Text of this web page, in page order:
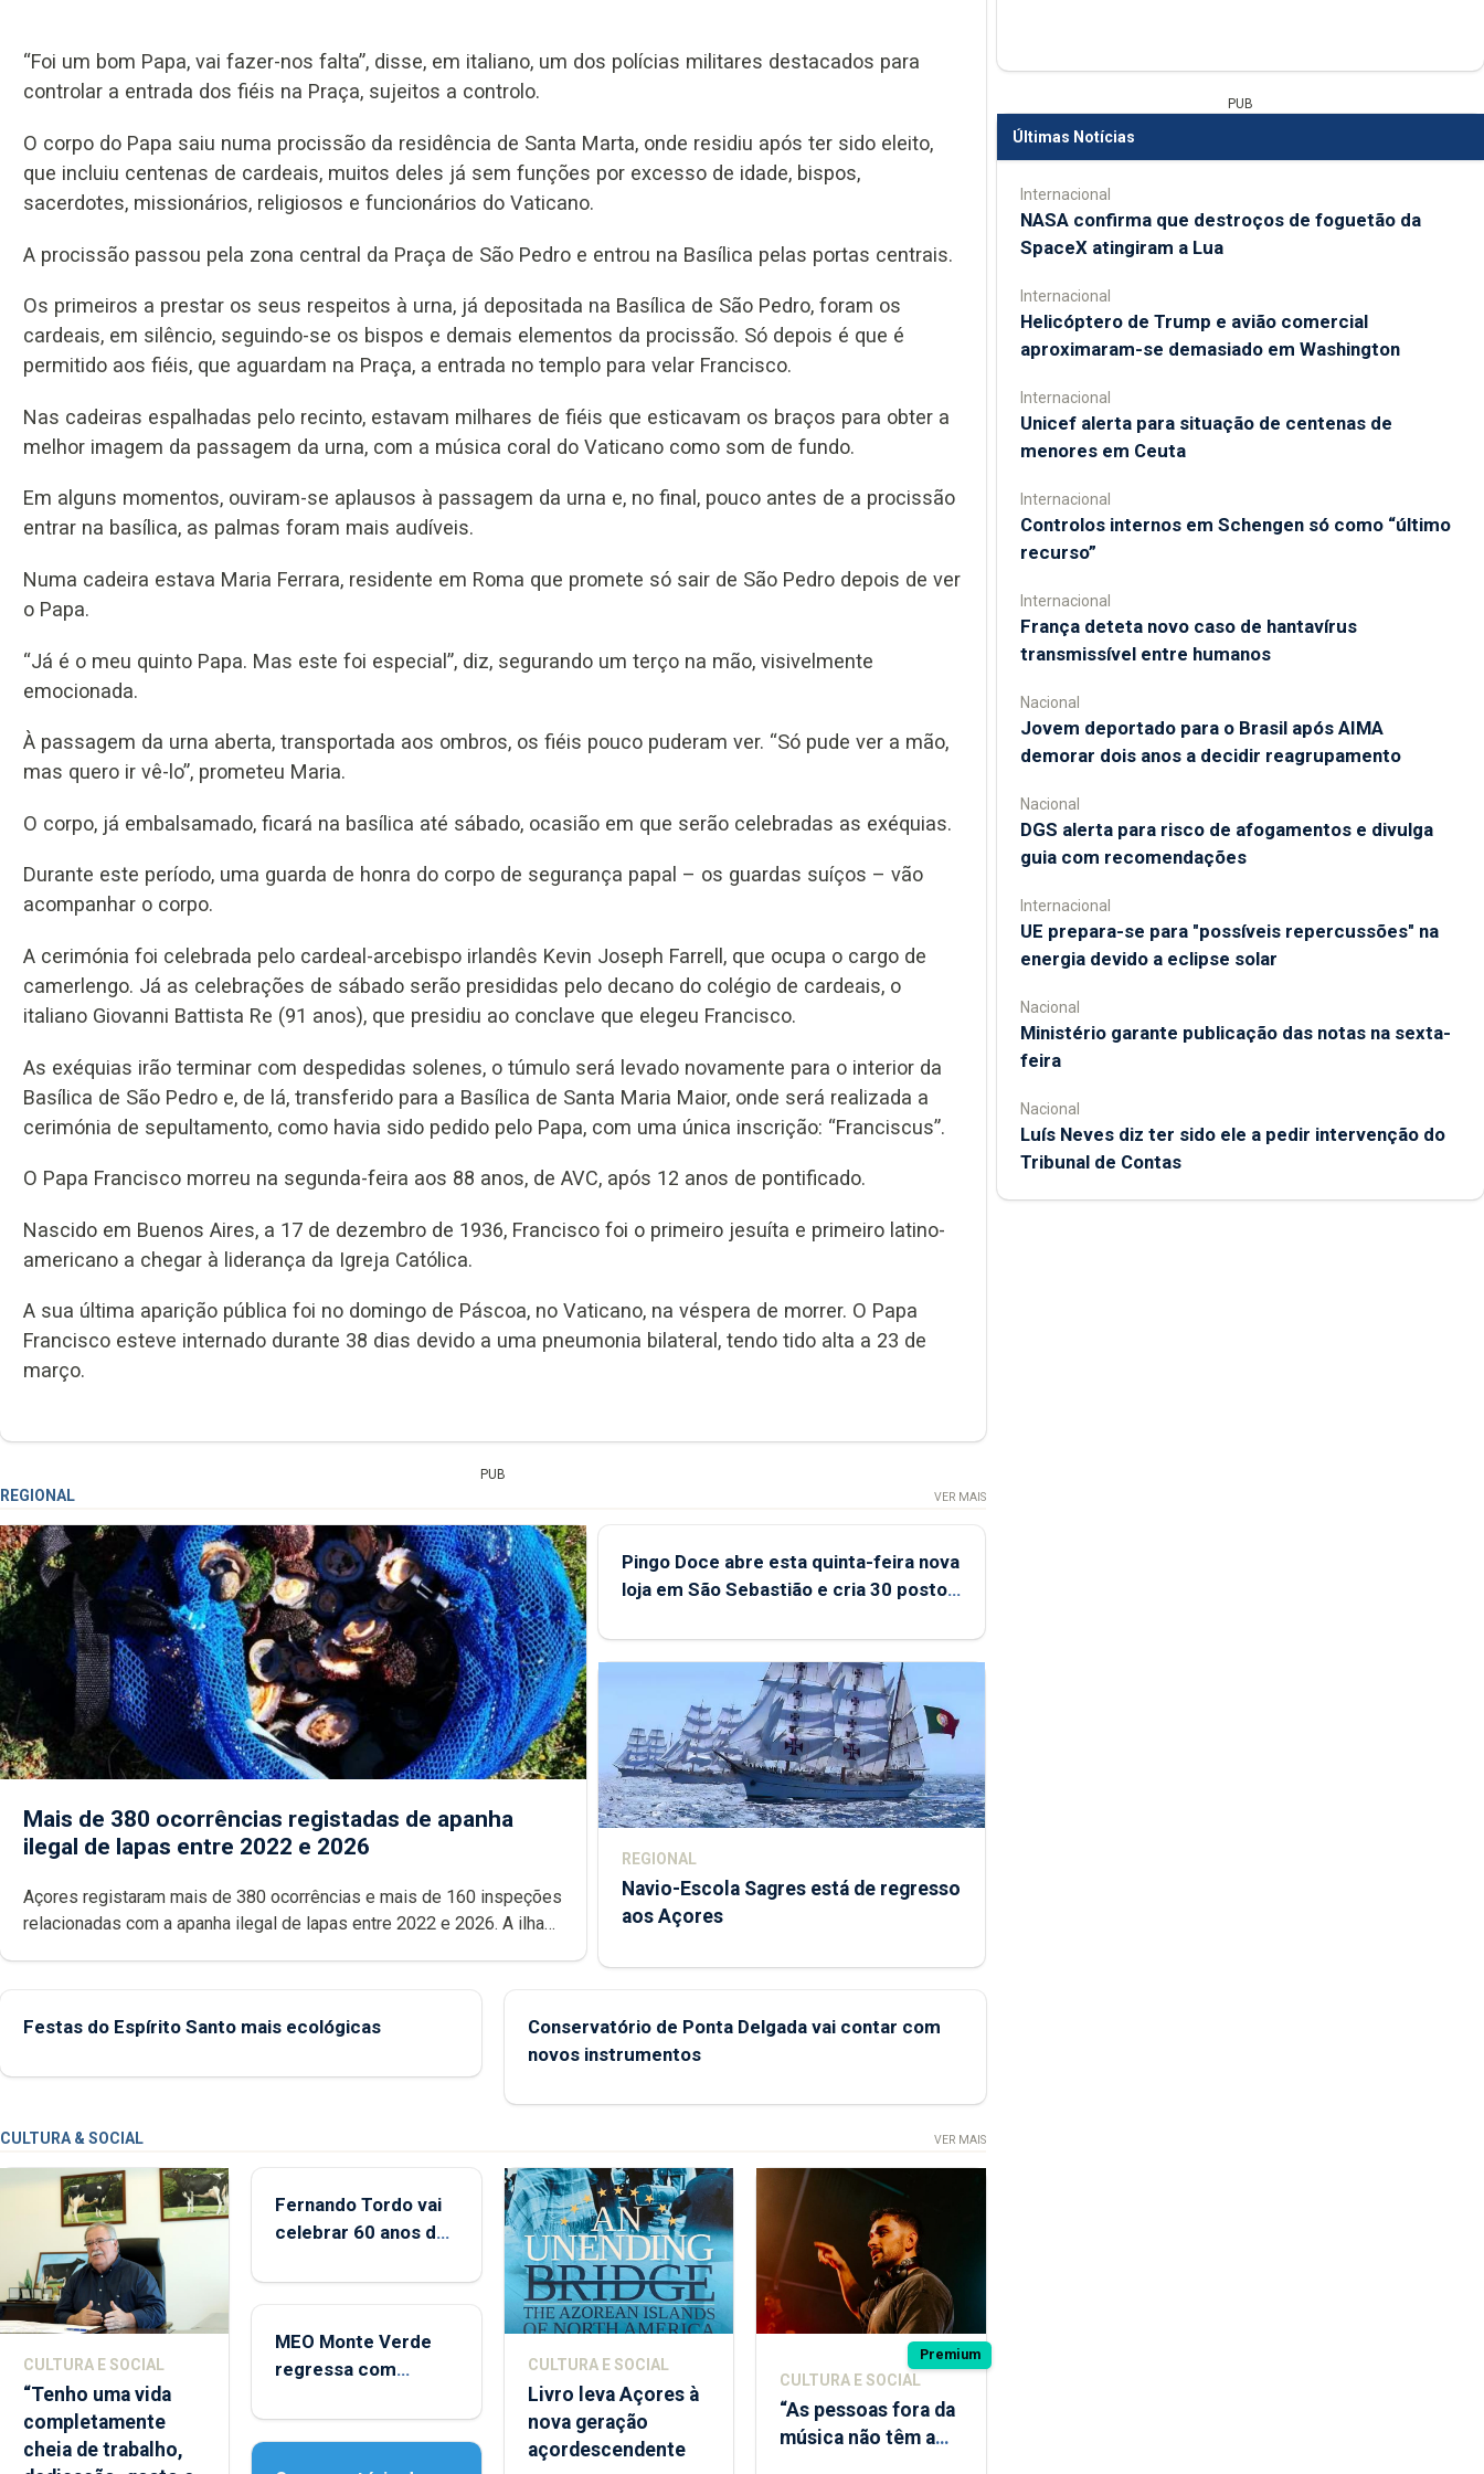
“Foi um bom Papa, vai fazer-nos falta”, disse, em italiano, um dos polícias militares destacados para
controlar a entrada dos fiéis na Praça, sujeitos a controlo.
O corpo do Papa saiu numa procissão da residência de Santa Marta, onde residiu após ter sido eleito,
que incluiu centenas de cardeais, muitos deles já sem funções por excesso de idade, bispos,
sacerdotes, missionários, religiosos e funcionários do Vaticano.
A procissão passou pela zona central da Praça de São Pedro e entrou na Basílica pelas portas centrais.
Os primeiros a prestar os seus respeitos à urna, já depositada na Basílica de São Pedro, foram os
cardeais, em silêncio, seguindo-se os bispos e demais elementos da procissão. Só depois é que é
permitido aos fiéis, que aguardam na Praça, a entrada no templo para velar Francisco.
Nas cadeiras espalhadas pelo recinto, estavam milhares de fiéis que esticavam os braços para obter a
melhor imagem da passagem da urna, com a música coral do Vaticano como som de fundo.
Em alguns momentos, ouviram-se aplausos à passagem da urna e, no final, pouco antes de a procissão
entrar na basílica, as palmas foram mais audíveis.
Numa cadeira estava Maria Ferrara, residente em Roma que promete só sair de São Pedro depois de ver
o Papa.
“Já é o meu quinto Papa. Mas este foi especial”, diz, segurando um terço na mão, visivelmente
emocionada.
À passagem da urna aberta, transportada aos ombros, os fiéis pouco puderam ver. “Só pude ver a mão,
mas quero ir vê-lo”, prometeu Maria.
O corpo, já embalsamado, ficará na basílica até sábado, ocasião em que serão celebradas as exéquias.
Durante este período, uma guarda de honra do corpo de segurança papal – os guardas suíços – vão
acompanhar o corpo.
A cerimónia foi celebrada pelo cardeal-arcebispo irlandês Kevin Joseph Farrell, que ocupa o cargo de
camerlengo. Já as celebrações de sábado serão presididas pelo decano do colégio de cardeais, o
italiano Giovanni Battista Re (91 anos), que presidiu ao conclave que elegeu Francisco.
As exéquias irão terminar com despedidas solenes, o túmulo será levado novamente para o interior da
Basílica de São Pedro e, de lá, transferido para a Basílica de Santa Maria Maior, onde será realizada a
cerimónia de sepultamento, como havia sido pedido pelo Papa, com uma única inscrição: “Franciscus”.
O Papa Francisco morreu na segunda-feira aos 88 anos, de AVC, após 12 anos de pontificado.
Nascido em Buenos Aires, a 17 de dezembro de 1936, Francisco foi o primeiro jesuíta e primeiro latino-
americano a chegar à liderança da Igreja Católica.
A sua última aparição pública foi no domingo de Páscoa, no Vaticano, na véspera de morrer. O Papa
Francisco esteve internado durante 38 dias devido a uma pneumonia bilateral, tendo tido alta a 23 de
março.
PUB
REGIONAL VER MAIS
Mais de 380 ocorrências registadas de apanha
ilegal de lapas entre 2022 e 2026
Açores registaram mais de 380 ocorrências e mais de 160 inspeções
relacionadas com a apanha ilegal de lapas entre 2022 e 2026. A ilha
Pingo Doce abre esta quinta-feira nova
loja em São Sebastião e cria 30 postos
REGIONAL
Navio-Escola Sagres está de regresso
aos Açores
Festas do Espírito Santo mais ecológicas
Conservatório de Ponta Delgada vai contar com
novos instrumentos
CULTURA & SOCIAL VER MAIS
CULTURA E SOCIAL
“Tenho uma vida
completamente
cheia de trabalho,
Fernando Tordo vai
celebrar 60 anos de
Micaelense
MEO Monte Verde
regressa com
acessibilidade
CULTURA E SOCIAL
Livro leva Açores à
nova geração
açordescendente
Premium
CULTURA E SOCIAL
“As pessoas fora da
música não têm a
PUB
Últimas Notícias
Internacional
NASA confirma que destroços de foguetão da
SpaceX atingiram a Lua
Internacional
Helicóptero de Trump e avião comercial
aproximaram-se demasiado em Washington
Internacional
Unicef alerta para situação de centenas de
menores em Ceuta
Internacional
Controlos internos em Schengen só como “último
recurso”
Internacional
França deteta novo caso de hantavírus
transmissível entre humanos
Nacional
Jovem deportado para o Brasil após AIMA
demorar dois anos a decidir reagrupamento
Nacional
DGS alerta para risco de afogamentos e divulga
guia com recomendações
Internacional
UE prepara-se para "possíveis repercussões" na
energia devido a eclipse solar
Nacional
Ministério garante publicação das notas na sexta-
feira
Nacional
Luís Neves diz ter sido ele a pedir intervenção do
Tribunal de Contas